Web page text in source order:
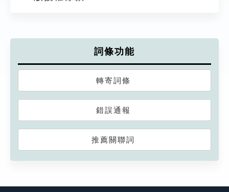
詞條功能
轉寄詞條
錯誤通報
推薦關聯詞